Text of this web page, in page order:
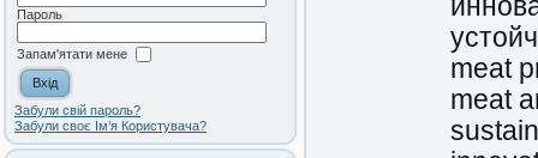
Пароль
Запам'ятати мене
Забули свій пароль?
Забули своє Ім’я Користувача?
meat
meat